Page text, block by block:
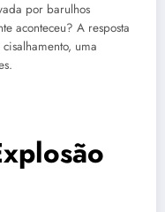
por barulhos
aconteceu? A resposta
uma